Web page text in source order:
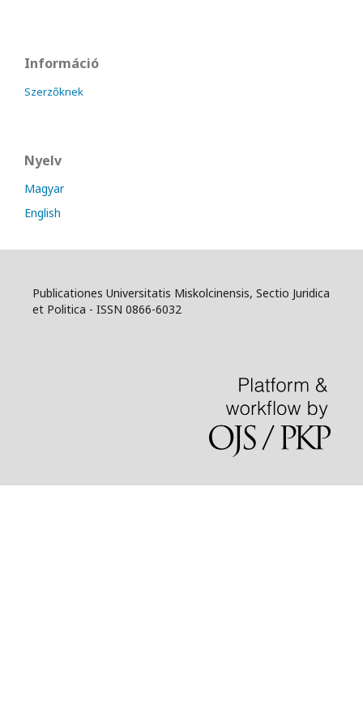
Információ
Szerzőknek
Nyelv
Magyar
English
Publicationes Universitatis Miskolcinensis, Sectio Juridica
et Politica - ISSN 0866-6032